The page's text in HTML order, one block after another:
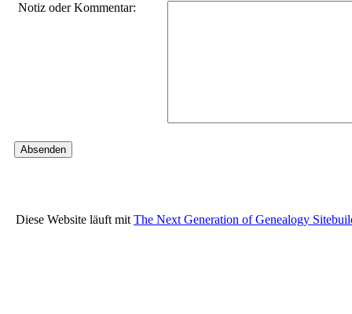
Notiz oder Kommentar:
Diese Website läuft mit The Next Generation of Genealogy